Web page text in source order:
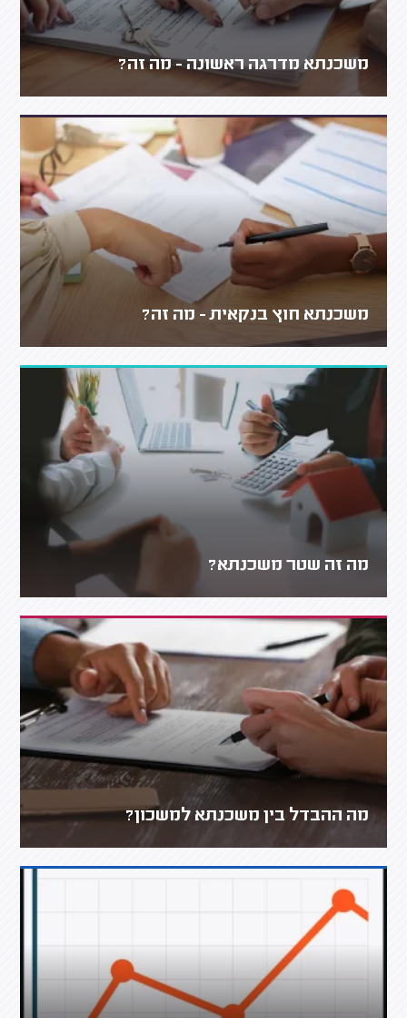
משכנתא מדרגה ראשונה - מה זה?
משכנתא חוץ בנקאית - מה זה?
מה זה שטר משכנתא?
מה ההבדל בין משכנתא למשכון?